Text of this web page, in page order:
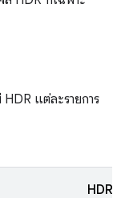
แต่ละรายการ